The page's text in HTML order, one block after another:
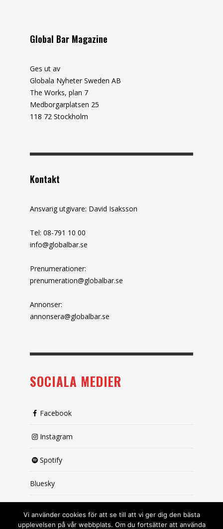
Global Bar Magazine
Ges ut av
Globala Nyheter Sweden AB
The Works, plan 7
Medborgarplatsen 25
118 72 Stockholm
Kontakt
Ansvarig utgivare: David Isaksson
Tel: 08-791 10 00
info@globalbar.se
Prenumerationer:
prenumeration@globalbar.se
Annonser:
annonsera@globalbar.se
SOCIALA MEDIER
Facebook
Instagram
Spotify
Bluesky
Vi använder cookies för att se till att vi ger dig den bästa
upplevelsen på vår webbplats. Om du fortsätter att använda